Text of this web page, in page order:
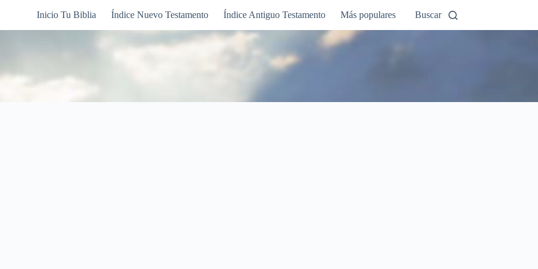
Inicio Tu Biblia Índice Nuevo Testamento Índice Antiguo Testamento Más populares Buscar